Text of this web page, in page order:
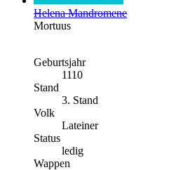
Helena Mandromene
Mortuus
Geburtsjahr
1110
Stand
3. Stand
Volk
Lateiner
Status
ledig
Wappen